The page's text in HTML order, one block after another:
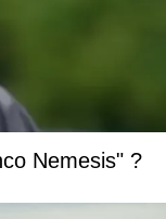
Nemesis" ?